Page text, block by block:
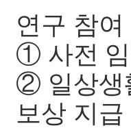
연구 참
① 사전 임
② 일상생
보상 지급